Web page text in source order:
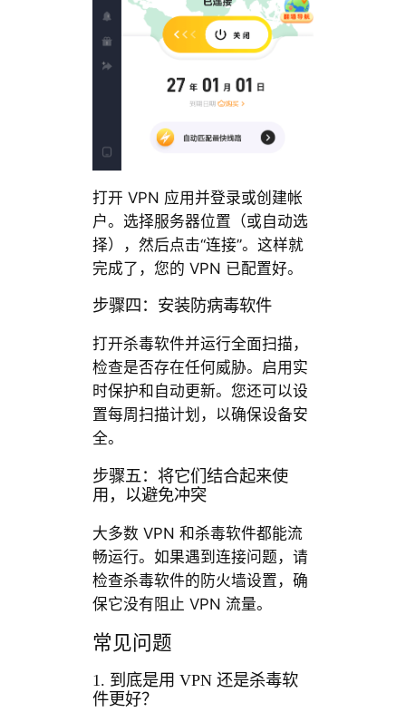
打开 VPN 应用并登录或创建帐
户。选择服务器位置（或自动选
择），然后点击“连接”。这样就
完成了，您的 VPN 已配置好。
步骤四：安装防病毒软件
打开杀毒软件并运行全面扫描，
检查是否存在任何威胁。启用实
时保护和自动更新。您还可以设
置每周扫描计划，以确保设备安
全。
步骤五：将它们结合起来使
用，以避免冲突
大多数 VPN 和杀毒软件都能流
畅运行。如果遇到连接问题，请
检查杀毒软件的防火墙设置，确
保它没有阻止 VPN 流量。
常见问题
1. 到底是用 VPN 还是杀毒软
件更好？